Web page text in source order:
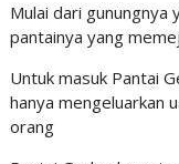
Mulai dari gunungnya
pantainya yang
Untuk masuk Pantai
hanya mengeluarkan
orang